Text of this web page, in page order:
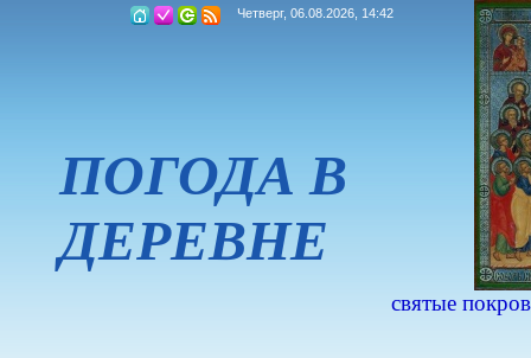
Четверг, 06.08.2026, 14:42
ПОГОДА В
ДЕРЕВНЕ
святые